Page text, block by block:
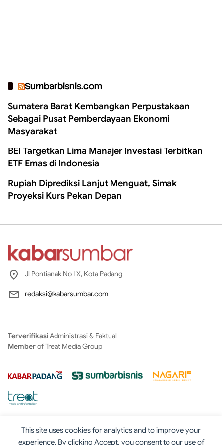
This site uses cookies for analytics and to improve your
experience. By clicking Accept, you consent to our use of
Sumbarbisnis.com
Sumatera Barat Kembangkan Perpustakaan
Sebagai Pusat Pemberdayaan Ekonomi
Masyarakat
BEI Targetkan Lima Manajer Investasi Terbitkan
ETF Emas di Indonesia
Rupiah Diprediksi Lanjut Menguat, Simak
Proyeksi Kurs Pekan Depan
Jl Pontianak No I X, Kota Padang
redaksi@kabarsumbar.com
TerverifikasiAdministrasi & Faktual
Memberof Treat Media Group